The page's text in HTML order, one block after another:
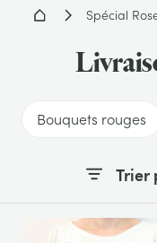
Accueil -
Spécial
Bouquets rouges
Trier